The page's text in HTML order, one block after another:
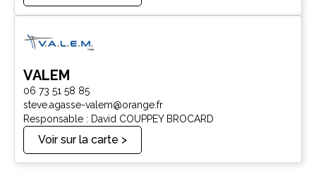
VALEM
06 73 51 58 85
steve.agasse-valem@orange.fr
Responsable : David COUPPEY BROCARD
Voir sur la carte >